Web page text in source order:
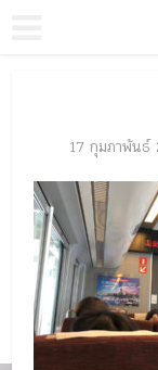
17 กุมภาพันธ์